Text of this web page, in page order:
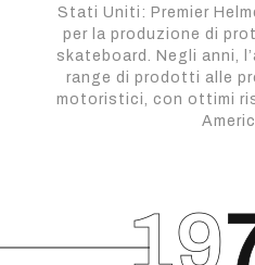
Stati Uniti: Premier
per la produzione di
skateboard. Negli anni,
range di prodotti alle
motoristici, con ottimi